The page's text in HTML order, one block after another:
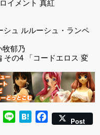
イメント 真紅
シュ ルルーシュ・ランペ
牧郁乃
その4 「コードエロス 変
Line HatenaFacebook
Post